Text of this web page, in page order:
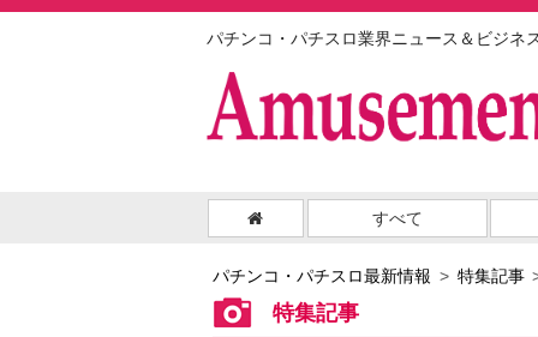
パチンコ・パチスロ業界ニュース＆ビジネ
すべて
パチンコ・パチスロ最新情報 特集記事
特集記事